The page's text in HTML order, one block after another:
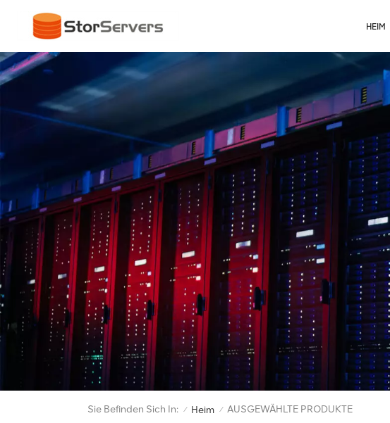
HEIM
Sie Befinden Sich In: / Heim / AUSGEWÄHLTE PRODUKTE